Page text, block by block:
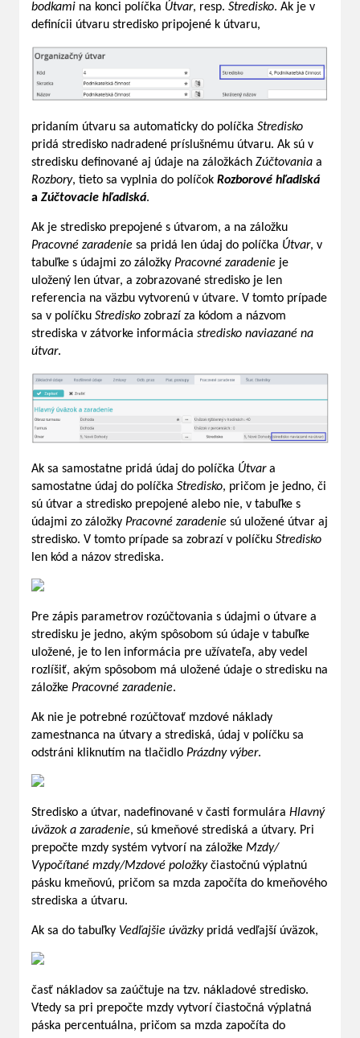
bodkami na konci políčka Útvar, resp. Stredisko. Ak je v
definícii útvaru stredisko pripojené k útvaru,
pridaním útvaru sa automaticky do políčka Stredisko
pridá stredisko nadradené príslušnému útvaru. Ak sú v
stredisku definované aj údaje na záložkách Zúčtovania a
Rozbory, tieto sa vyplnia do políčok Rozborové hľadiská
a Zúčtovacie hľadiská.
Ak je stredisko prepojené s útvarom, a na záložku
Pracovné zaradenie sa pridá len údaj do políčka Útvar, v
tabuľke s údajmi zo záložky Pracovné zaradenie je
uložený len útvar, a zobrazované stredisko je len
referencia na väzbu vytvorenú v útvare. V tomto prípade
sa v políčku Stredisko zobrazí za kódom a názvom
strediska v zátvorke informácia stredisko naviazané na
útvar.
Ak sa samostatne pridá údaj do políčka Útvara
samostatne údaj do políčka Stredisko, pričom je jedno, či
sú útvar a stredisko prepojené alebo nie, v tabuľke s
údajmi zo záložky Pracovné zaradenie sú uložené útvar aj
stredisko. V tomto prípade sa zobrazí v políčku Stredisko
len kód a názov strediska.
Pre zápis parametrov rozúčtovania s údajmi o útvare a
stredisku je jedno, akým spôsobom sú údaje v tabuľke
uložené, je to len informácia pre užívateľa, aby vedel
rozlíšiť, akým spôsobom má uložené údaje o stredisku na
záložke Pracovné zaradenie.
Ak nie je potrebné rozúčtovať mzdové náklady
zamestnanca na útvary a strediská, údaj v políčku sa
odstráni kliknutím na tlačidlo Prázdny výber.
Stredisko a útvar, nadefinované v časti formulára Hlavný
úväzok a zaradenie, sú kmeňové strediská a útvary. Pri
prepočte mzdy systém vytvorí na záložke Mzdy/
Vypočítané mzdy/Mzdové položkyčiastočnú výplatnú
pásku kmeňovú, pričom sa mzda započíta do kmeňového
strediska a útvaru.
Ak sa do tabuľky Vedľajšie úväzky pridá vedľajší úväzok,
časť nákladov sa zaúčtuje na tzv. nákladové stredisko.
Vtedy sa pri prepočte mzdy vytvorí čiastočná výplatná
páska percentuálna, pričom sa mzda započíta do